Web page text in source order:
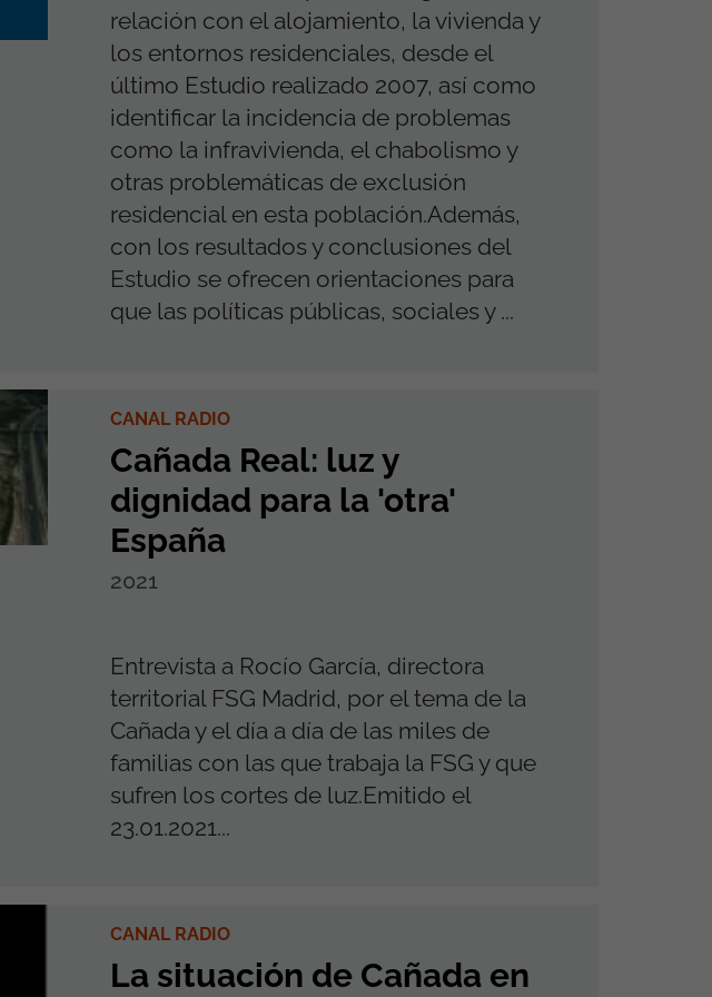
relación con el alojamiento, la vivienda y
los entornos residenciales, desde el
último Estudio realizado 2007, así como
identificar la incidencia de problemas
como la infravivienda, el chabolismo y
otras problemáticas de exclusión
residencial en esta población.Además,
con los resultados y conclusiones del
Estudio se ofrecen orientaciones para
que las políticas públicas, sociales y ...
CANAL RADIO
Cañada Real: luz y
dignidad para la 'otra'
España
2021
Entrevista a Rocío García, directora
territorial FSG Madrid, por el tema de la
Cañada y el día a día de las miles de
familias con las que trabaja la FSG y que
sufren los cortes de luz.Emitido el
23.01.2021...
CANAL RADIO
La situación de Cañada en